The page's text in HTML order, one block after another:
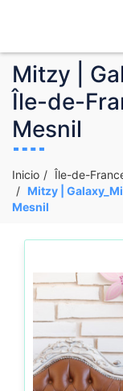
Mitzy |
Île-de-
Mesnil
Inicio Île-de-
Mitzy |
Mesnil